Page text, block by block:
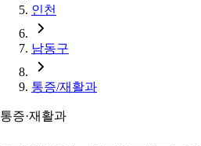
인천
남동구
통증/재활과
통증·재활과